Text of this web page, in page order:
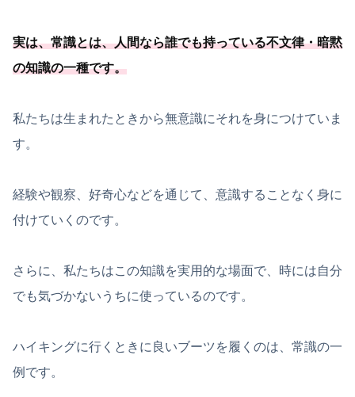
実は、常識とは、人間なら誰でも持っている不文律・暗黙
の知識の一種です。
私たちは生まれたときから無意識にそれを身につけていま
す。
経験や観察、好奇心などを通じて、意識することなく身に
付けていくのです。
さらに、私たちはこの知識を実用的な場面で、時には自分
でも気づかないうちに使っているのです。
ハイキングに行くときに良いブーツを履くのは、常識の一
例です。